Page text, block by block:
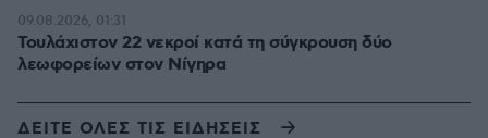
Τουλάχιστον 22 νεκροί κατά τη σύγκρουση δύο
λεωφορείων στον Νίγηρα
09.08.2026, 01:31
ΔΕΙΤΕ ΟΛΕΣ ΤΙΣ ΕΙΔΗΣΕΙΣ